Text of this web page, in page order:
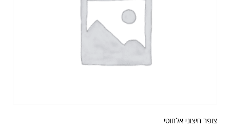
צופר חיצוני אלחוטי